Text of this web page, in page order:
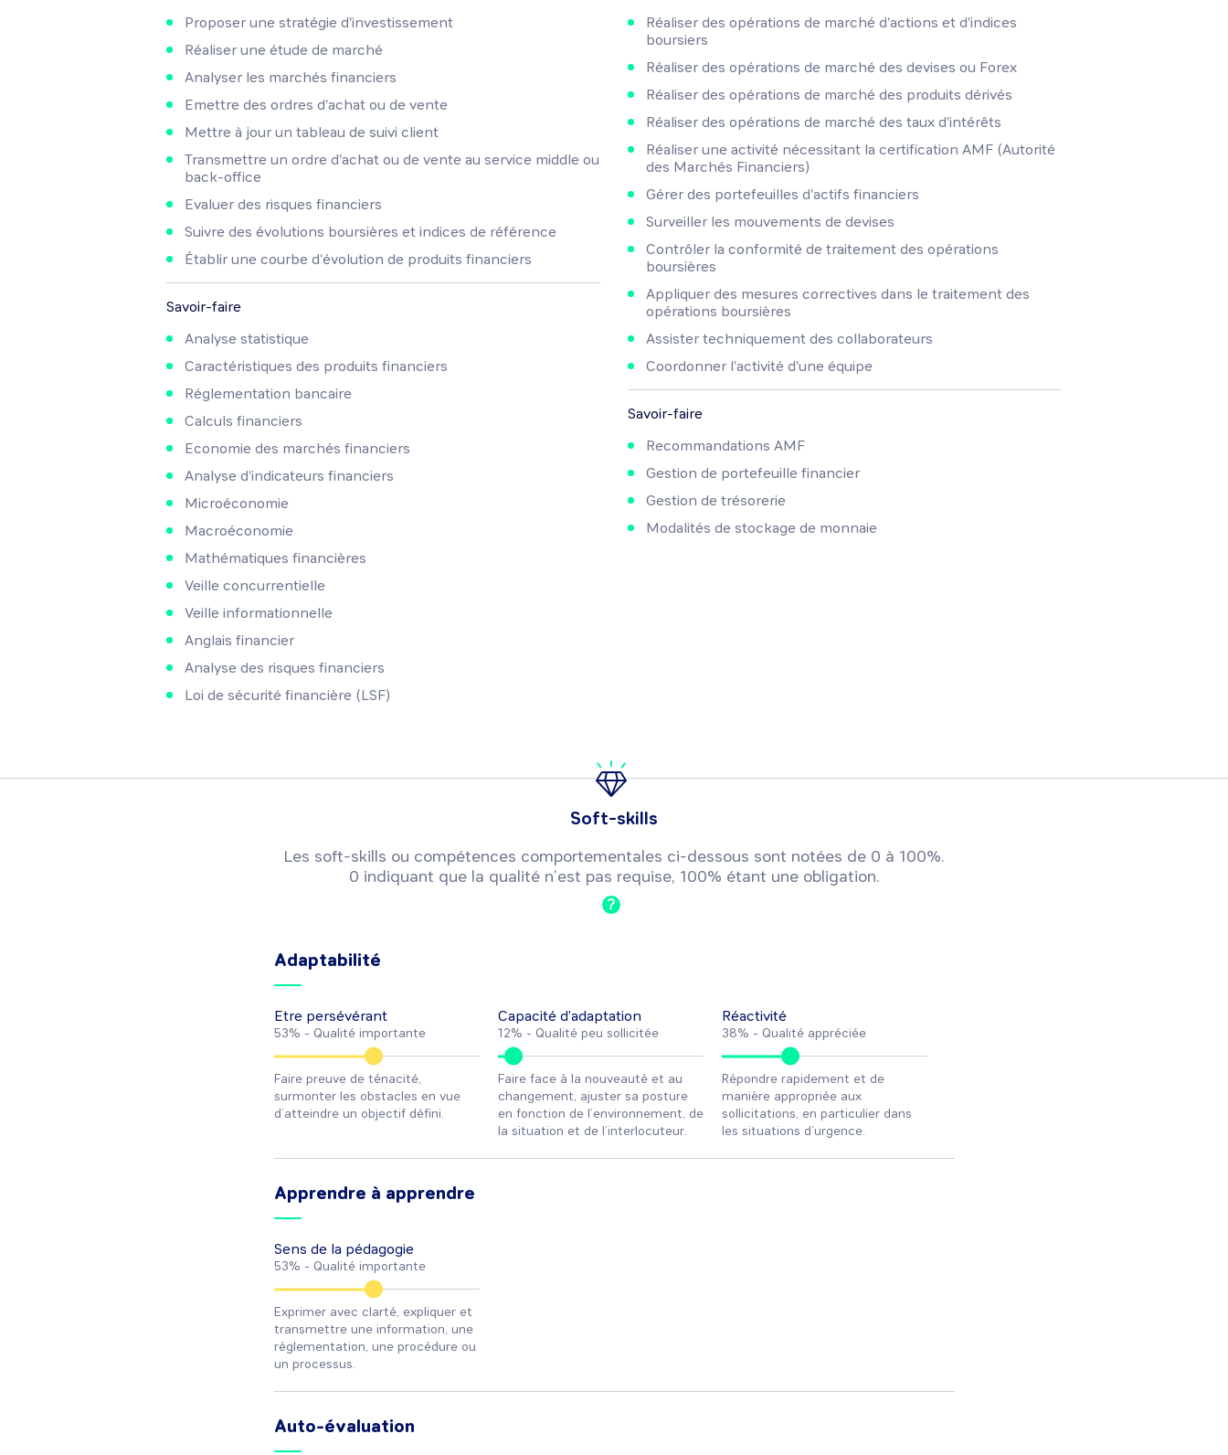
Proposer une stratégie d'investissement
Réaliser une étude de marché
Analyser les marchés financiers
Emettre des ordres d'achat ou de vente
Mettre à jour un tableau de suivi client
Transmettre un ordre d'achat ou de vente au service middle ou
back-office
Evaluer des risques financiers
Suivre des évolutions boursières et indices de référence
Établir une courbe d'évolution de produits financiers
Savoir-faire
Analyse statistique
Caractéristiques des produits financiers
Réglementation bancaire
Calculs financiers
Economie des marchés financiers
Analyse d'indicateurs financiers
Microéconomie
Macroéconomie
Mathématiques financières
Veille concurrentielle
Veille informationnelle
Anglais financier
Analyse des risques financiers
Loi de sécurité financière (LSF)
Réaliser des opérations de marché d'actions et d'indices
boursiers
Réaliser des opérations de marché des devises ou Forex
Réaliser des opérations de marché des produits dérivés
Réaliser des opérations de marché des taux d'intérêts
Réaliser une activité nécessitant la certification AMF (Autorité
des Marchés Financiers)
Gérer des portefeuilles d'actifs financiers
Surveiller les mouvements de devises
Contrôler la conformité de traitement des opérations
boursières
Appliquer des mesures correctives dans le traitement des
opérations boursières
Assister techniquement des collaborateurs
Coordonner l'activité d'une équipe
Savoir-faire
Recommandations AMF
Gestion de portefeuille financier
Gestion de trésorerie
Modalités de stockage de monnaie
Soft-skills
Les soft-skills ou compétences comportementales ci-dessous sont notées de 0 à 100%.
0 indiquant que la qualité n’est pas requise, 100% étant une obligation.
?
Adaptabilité
Etre persévérant
53% - Qualité importante
Faire preuve de ténacité,
surmonter les obstacles en vue
d’atteindre un objectif défini.
Capacité d’adaptation
12% - Qualité peu sollicitée
Faire face à la nouveauté et au
changement, ajuster sa posture
en fonction de l’environnement, de
la situation et de l’interlocuteur.
Réactivité
38% - Qualité appréciée
Répondre rapidement et de
manière appropriée aux
sollicitations, en particulier dans
les situations d’urgence.
Apprendre à apprendre
Sens de la pédagogie
53% - Qualité importante
Exprimer avec clarté, expliquer et
transmettre une information, une
réglementation, une procédure ou
un processus.
Auto-évaluation